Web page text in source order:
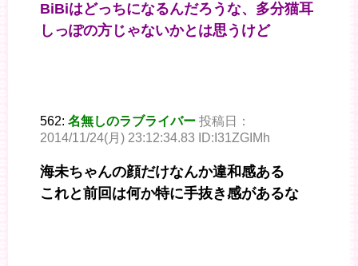
BiBiはどっちになるんだろうな、多分猫耳
しっぽの方じゃないかとは思うけど
562: 名無しのラブライバー 投稿日：
2014/11/24(月) 23:12:34.83 ID:I31ZGIMh
海未ちゃんの顔だけなんか違和感ある
これと前回は何か特に手抜き感があるな